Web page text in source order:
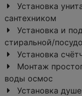
Установка
сантехником
Установка и
стиральной/
Установка
Монтаж
воды осмос
Установка